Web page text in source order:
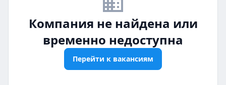
Компания не найдена или
временно недоступна
Перейти к вакансиям